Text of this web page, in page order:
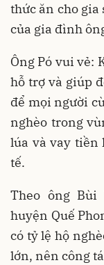
thức ăn cho gia
của gia đình
Ông Pó vui vẻ:
hỗ trợ và giúp
để mọi người
nghèo trong
lúa và vay
tế.
Theo ông Bùi
huyện Quế
có tỷ lệ hộ
lớn, nên công